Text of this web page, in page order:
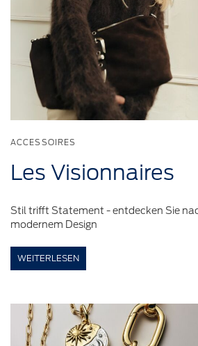
ACCESSOIRES
Les Visionnaires
Stil trifft Statement - entdecken Sie
modernem Design
WEITERLESEN